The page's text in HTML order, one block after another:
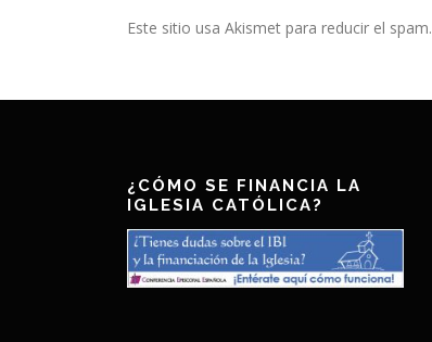
Este sitio usa Akismet para reducir el spam.
¿CÓMO SE FINANCIA LA
IGLESIA CATÓLICA?